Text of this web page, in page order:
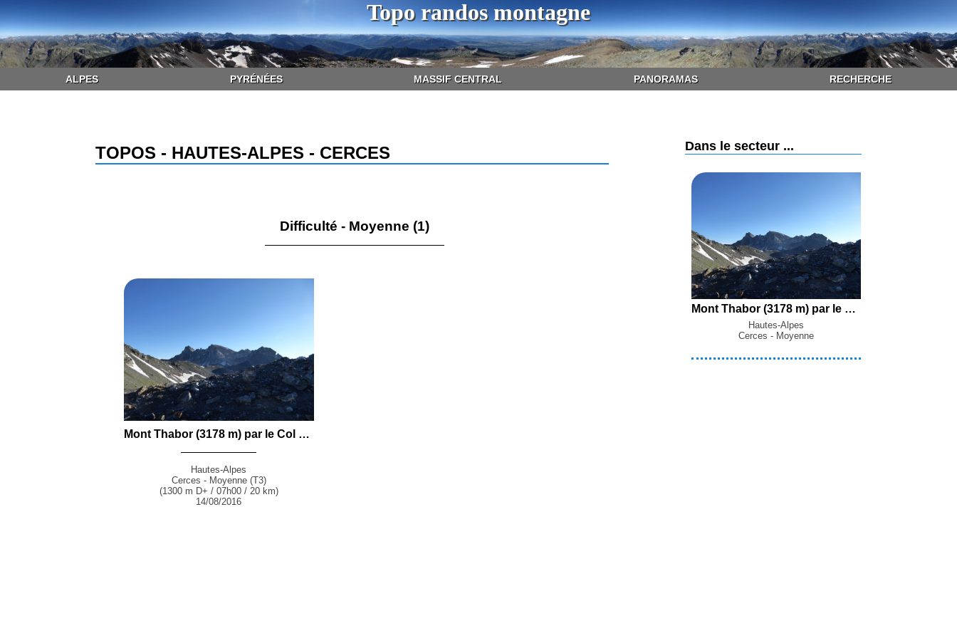
Topo randos montagne
ALPES PYRÉNÉES MASSIF CENTRAL PANORAMAS RECHERCHE
TOPOS - HAUTES-ALPES - CERCES
Difficulté - Moyenne (1)
Mont Thabor (3178 m) par le Col des Muandes depuis le Parking de Laval (Névache)
Hautes-Alpes
Cerces - Moyenne (T3)
(1300 m D+ / 07h00 / 20 km)
14/08/2016
Dans le secteur ...
Mont Thabor (3178 m) par le Col des Muandes depuis le Parking de Laval (Névache)
Hautes-Alpes
Cerces - Moyenne